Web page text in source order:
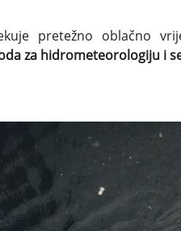
pretežno oblačno
za hidrometeorologiju i